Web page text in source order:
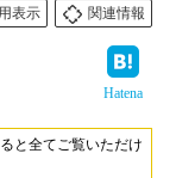
表示
関連情報
Hatena
と全てご覧いただけ